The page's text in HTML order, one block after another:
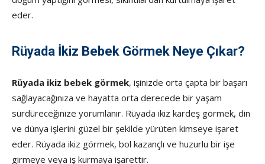
eder.
Rüyada İkiz Bebek Görmek Neye Çıkar?
Rüyada ikiz bebek görmek, işinizde orta çapta bir başarı
sağlayacağınıza ve hayatta orta derecede bir yaşam
sürdüreceğinize yorumlanır. Rüyada ikiz kardeş görmek, din
ve dünya işlerini güzel bir şekilde yürüten kimseye işaret
eder. Rüyada ikiz görmek, bol kazançlı ve huzurlu bir işe
girmeye veya iş kurmaya işarettir.